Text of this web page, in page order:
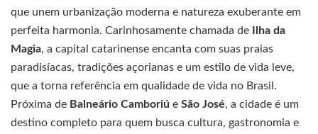
que unem urbanização moderna e natureza exuberante em
perfeita harmonia. Carinhosamente chamada de
Ilha da
Magia, a capital catarinense encanta com suas praias
paradisíacas, tradições açorianas e um estilo de vida leve,
que a torna referência em qualidade de vida no Brasil.
Próxima de Balneário Camboriú e São José, a cidade é um
destino completo para quem busca cultura, gastronomia e